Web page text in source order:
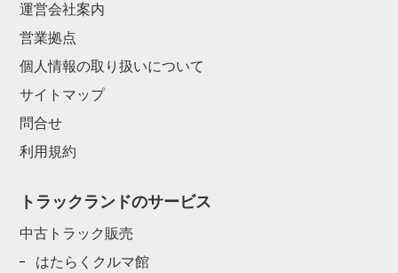
運営会社案内
営業拠点
個人情報の取り扱いについて
サイトマップ
問合せ
利用規約
トラックランドのサービス
中古トラック販売
はたらくクルマ館